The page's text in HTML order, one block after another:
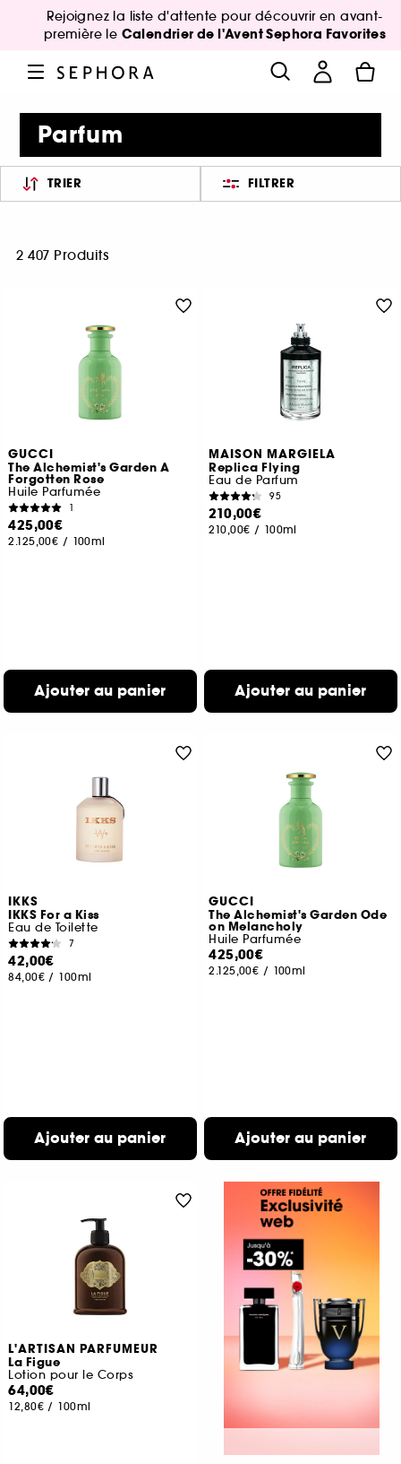
Rejoignez la liste d'attente pour découvrir en avant-
première le Calendrier de l'Avent Sephora Favorites
Parfum
TRIER FILTRER
2 407 Produits
GUCCI
The Alchemist's Garden A
Forgotten Rose
Huile Parfumée
1
425,00€
2.125,00€ / 100ml
Ajouter au panier
MAISON MARGIELA
Replica Flying
Eau de Parfum
95
210,00€
210,00€ / 100ml
Ajouter au panier
IKKS
IKKS For a Kiss
Eau de Toilette
7
42,00€
84,00€ / 100ml
Ajouter au panier
GUCCI
The Alchemist's Garden Ode
on Melancholy
Huile Parfumée
425,00€
2.125,00€ / 100ml
Ajouter au panier
L'ARTISAN PARFUMEUR
La Figue
Lotion pour le Corps
64,00€
12,80€ / 100ml